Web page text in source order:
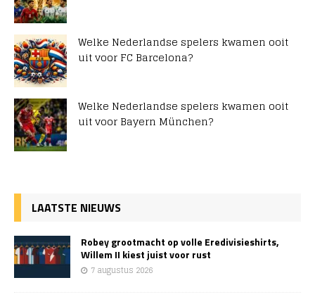
Welke Nederlandse spelers kwamen ooit
uit voor FC Barcelona?
Welke Nederlandse spelers kwamen ooit
uit voor Bayern München?
LAATSTE NIEUWS
Robey grootmacht op volle Eredivisieshirts,
Willem II kiest juist voor rust
7 augustus 2026